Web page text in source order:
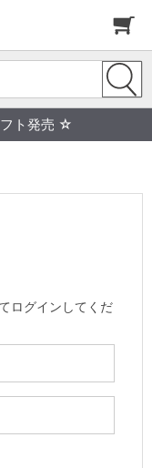
ト発売 ☆
ログインしてくだ